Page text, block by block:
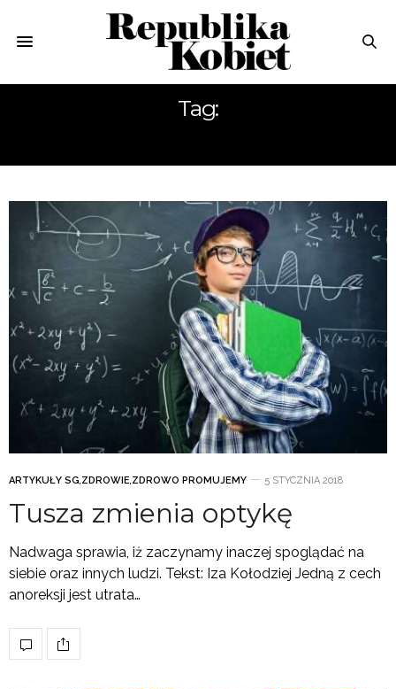
Tag:
ARTYKUŁY SG,ZDROWIE,ZDROWO PROMUJEMY 5 STYCZNIA 2018
Tusza zmienia optykę
Nadwaga sprawia, iż zaczynamy inaczej spoglądać na
siebie oraz innych ludzi. Tekst: Iza Kołodziej Jedną z cech
anoreksji jest utrata…